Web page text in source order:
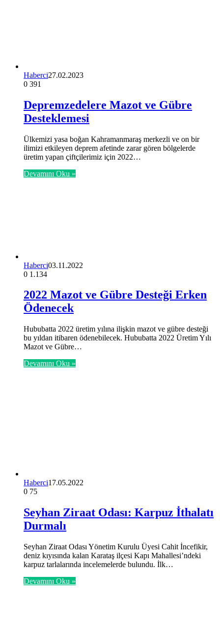
Haberci27.02.2023
0 391
Depremzedelere Mazot ve Gübre
Desteklemesi
Ülkemizi yasa boğan Kahramanmaraş merkezli ve on bir
ilimizi etkileyen deprem afetinde zarar gören bölgelerde
üretim yapan çiftçilerimiz için 2022…
Devamını Oku »
Haberci03.11.2022
0 1.134
2022 Mazot ve Gübre Desteği Erken
Ödenecek
Hububatta 2022 üretim yılına ilişkin mazot ve gübre desteği
bu yıldan itibaren ödenebilecek. Hububatta 2022 Üretim Yılı
Mazot ve Gübre…
Devamını Oku »
Haberci17.05.2022
0 75
Seyhan Ziraat Odası: Karpuz İthalatı
Durmalı
Seyhan Ziraat Odası Yönetim Kurulu Üyesi Cahit İncefikir,
deniz kıyısında kalan Karataş ilçesi Kapı Mahallesi’ndeki
karpuz tarlalarında incelemelerde bulundu. İlk…
Devamını Oku »